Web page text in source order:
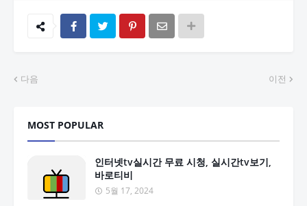
다음 이전
MOST POPULAR
인터넷tv실시간 무료 시청, 실시간tv보기,
바로티비
5월 17, 2024